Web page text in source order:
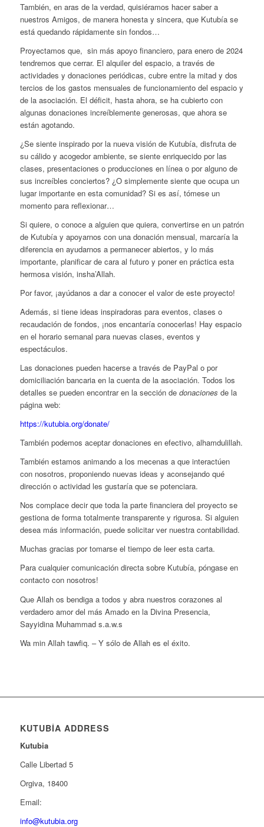
También, en aras de la verdad, quisiéramos hacer saber a
nuestros Amigos, de manera honesta y sincera, que Kutubía se
está quedando rápidamente sin fondos…
Proyectamos que, sin más apoyo financiero, para enero de 2024
tendremos que cerrar. El alquiler del espacio, a través de
actividades y donaciones periódicas, cubre entre la mitad y dos
tercios de los gastos mensuales de funcionamiento del espacio y
de la asociación. El déficit, hasta ahora, se ha cubierto con
algunas donaciones increíblemente generosas, que ahora se
están agotando.
¿Se siente inspirado por la nueva visión de Kutubía, disfruta de
su cálido y acogedor ambiente, se siente enriquecido por las
clases, presentaciones o producciones en línea o por alguno de
sus increíbles conciertos? ¿O simplemente siente que ocupa un
lugar importante en esta comunidad? Si es así, tómese un
momento para reflexionar…
Si quiere, o conoce a alguien que quiera, convertirse en un patrón
de Kutubía y apoyarnos con una donación mensual, marcaría la
diferencia en ayudarnos a permanecer abiertos, y lo más
importante, planificar de cara al futuro y poner en práctica esta
hermosa visión, insha’Allah.
Por favor, ¡ayúdanos a dar a conocer el valor de este proyecto!
Además, si tiene ideas inspiradoras para eventos, clases o
recaudación de fondos, ¡nos encantaría conocerlas! Hay espacio
en el horario semanal para nuevas clases, eventos y
espectáculos.
Las donaciones pueden hacerse a través de PayPal o por
domiciliación bancaria en la cuenta de la asociación. Todos los
detalles se pueden encontrar en la sección de donaciones de la
página web:
https://kutubia.org/donate/
También podemos aceptar donaciones en efectivo, alhamdulillah.
También estamos animando a los mecenas a que interactúen
con nosotros, proponiendo nuevas ideas y aconsejando qué
dirección o actividad les gustaría que se potenciara.
Nos complace decir que toda la parte financiera del proyecto se
gestiona de forma totalmente transparente y rigurosa. Si alguien
desea más información, puede solicitar ver nuestra contabilidad.
Muchas gracias por tomarse el tiempo de leer esta carta.
Para cualquier comunicación directa sobre Kutubía, póngase en
contacto con nosotros!
Que Allah os bendiga a todos y abra nuestros corazones al
verdadero amor del más Amado en la Divina Presencia,
Sayyidina Muhammad s.a.w.s
Wa min Allah tawfiq. – Y sólo de Allah es el éxito.
KUTUBÍA ADDRESS
Kutubia
Calle Libertad 5
Orgiva, 18400
Email:
info@kutubia.org